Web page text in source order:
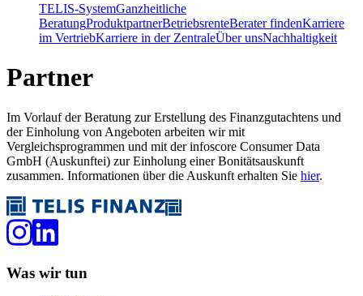
TELIS-SystemGanzheitliche
BeratungProduktpartnerBetriebsrenteBerater findenKarriere
im VertriebKarriere in der ZentraleÜber unsNachhaltigkeit
Partner
Im Vorlauf der Beratung zur Erstellung des Finanzgutachtens und
der Einholung von Angeboten arbeiten wir mit
Vergleichsprogrammen und mit der infoscore Consumer Data
GmbH (Auskunftei) zur Einholung einer Bonitätsauskunft
zusammen. Informationen über die Auskunft erhalten Sie hier.
Was wir tun